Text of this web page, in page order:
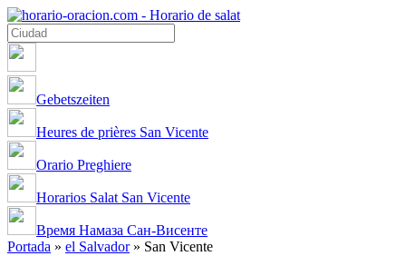
Gebetszeiten
Heures de prières San Vicente
Orario Preghiere
Horarios Salat San Vicente
Время Намаза Сан-Висенте
Portada » el Salvador » San Vicente